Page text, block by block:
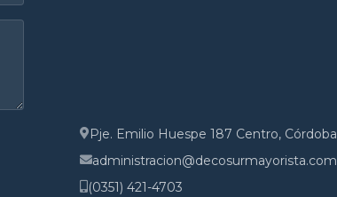
Pje. Emilio Huespe 187 Centro, Córdoba
administracion@decosurmayorista.com
(0351) 421-4703